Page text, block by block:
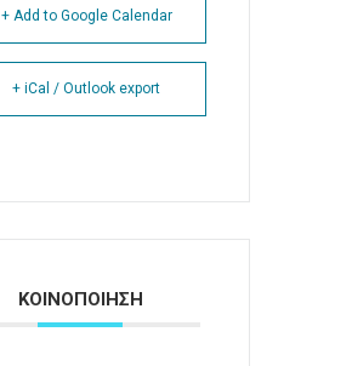
+ Add to Google Calendar
+ iCal / Outlook export
ΚΟΙΝΟΠΟΙΗΣΗ